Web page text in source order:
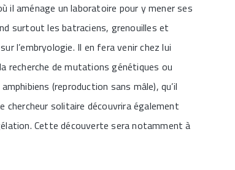
il aménage un laboratoire pour y mener ses
surtout les batraciens, grenouilles et
l’embryologie. Il en fera venir chez lui
recherche de mutations génétiques ou
(reproduction sans mâle), qu’il
chercheur solitaire découvrira également
Cette découverte sera notamment à